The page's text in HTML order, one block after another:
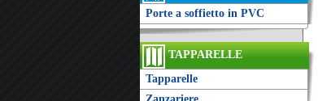
Porte a soffietto in PVC
TAPPARELLE
Tapparelle